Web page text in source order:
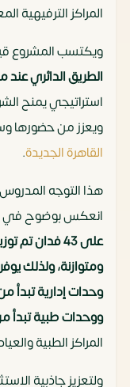
المراكز الترفيهية
ويكتسب المشروع
الطريق الدائري
استراتيجي يمنح
ويعزز من حضورها
القاهرة الجديدة.
انعكس بوضوح في
على 43 فدان
ووحدات طبية تبدأ من 45
المراكز الطبية
ولتعزيز جاذبية